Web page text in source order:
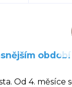
období
Od 4. měsíce